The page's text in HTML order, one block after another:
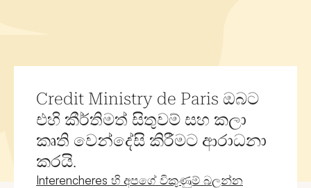
Credit Ministry de Paris ඔබට
එහි කීර්තිමත් සිතුවම් සහ කලා
කෘති වෙන්දේසි කිරීමට ආරාධනා
කරයි.
නව කවුළුව
Interencheres හි අපගේ විකුණුම් බලන්න